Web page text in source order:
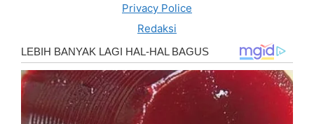
Privacy Police
Redaksi